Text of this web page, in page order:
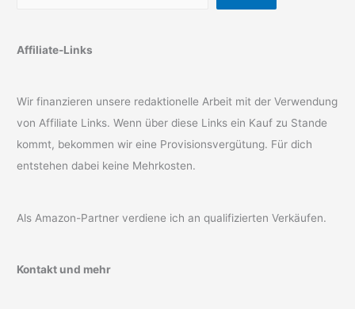
Affiliate-Links
Wir finanzieren unsere redaktionelle Arbeit mit der Verwendung
von Affiliate Links. Wenn über diese Links ein Kauf zu Stande
kommt, bekommen wir eine Provisionsvergütung. Für dich
entstehen dabei keine Mehrkosten.
Als Amazon-Partner verdiene ich an qualifizierten Verkäufen.
Kontakt und mehr